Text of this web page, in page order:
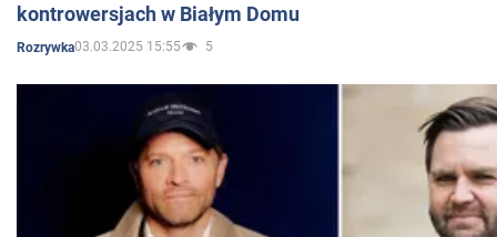
kontrowersjach w Białym Domu
Rozrywka03.03.2025 15:55 5